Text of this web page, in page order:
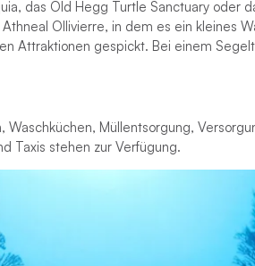
das Old Hegg Turtle Sanctuary oder
Ollivierre, in dem es ein kleines
Attraktionen gespickt. Bei einem
Waschküchen, Müllentsorgung,
Taxis stehen zur Verfügung.